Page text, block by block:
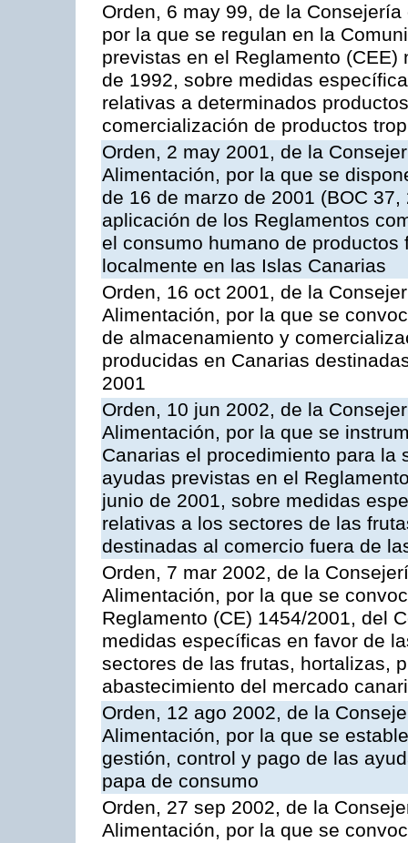
Orden, 6 may 99, de la
por la que se regulan en la
previstas en el Reglamento
de 1992, sobre medidas
relativas a determinados
comercialización de productos
Orden, 2 may 2001, de la
Alimentación, por la que se
de 16 de marzo de 2001 (BOC
aplicación de los Reglamentos
el consumo humano de
localmente en las Islas Canarias
Orden, 16 oct 2001, de la
Alimentación, por la que se
de almacenamiento y
producidas en Canarias
2001
Orden, 10 jun 2002, de la
Alimentación, por la que se
Canarias el procedimiento para
ayudas previstas en el
junio de 2001, sobre medidas
relativas a los sectores de las
destinadas al comercio fuera de
Orden, 7 mar 2002, de la
Alimentación, por la que se
Reglamento (CE) 1454/2001, del
medidas específicas en favor de
sectores de las frutas, hortalizas,
abastecimiento del mercado
Orden, 12 ago 2002, de la
Alimentación, por la que se
gestión, control y pago de las
papa de consumo
Orden, 27 sep 2002, de la
Alimentación, por la que se